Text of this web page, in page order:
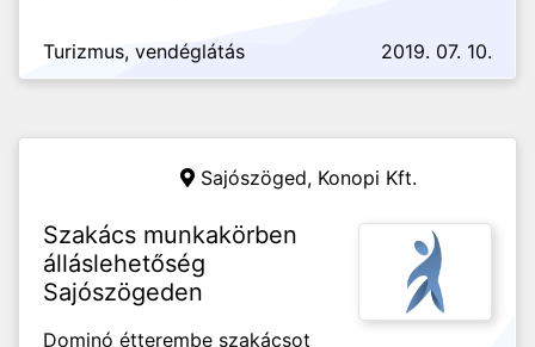
Turizmus, vendéglátás 2019. 07. 10.
Sajószöged, Konopi Kft.
Szakács munkakörben
álláslehetőség
Sajószögeden
Dominó étterembe szakácsot